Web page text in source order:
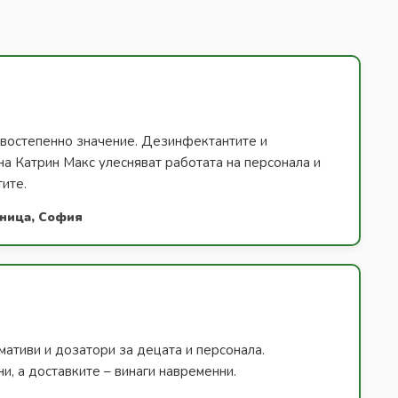
значение. Дезинфектантите и
Катрин Макс улесняват работата на персонала и
София
и дозатори за децата и персонала.
а доставките – винаги навременни.